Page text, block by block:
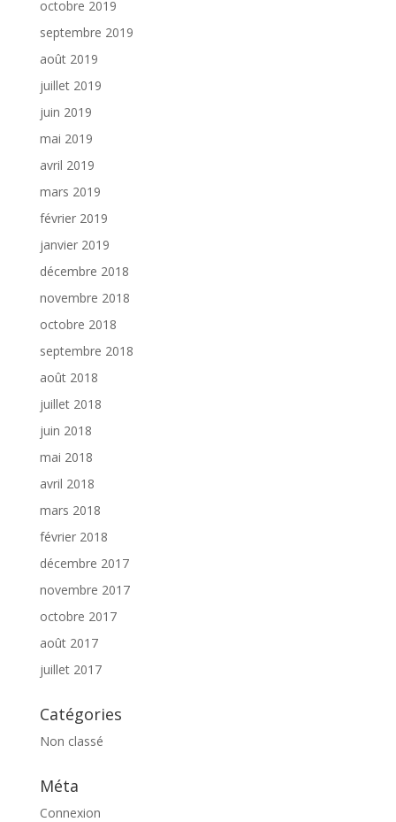
octobre 2019
septembre 2019
août 2019
juillet 2019
juin 2019
mai 2019
avril 2019
mars 2019
février 2019
janvier 2019
décembre 2018
novembre 2018
octobre 2018
septembre 2018
août 2018
juillet 2018
juin 2018
mai 2018
avril 2018
mars 2018
février 2018
décembre 2017
novembre 2017
octobre 2017
août 2017
juillet 2017
Catégories
Non classé
Méta
Connexion